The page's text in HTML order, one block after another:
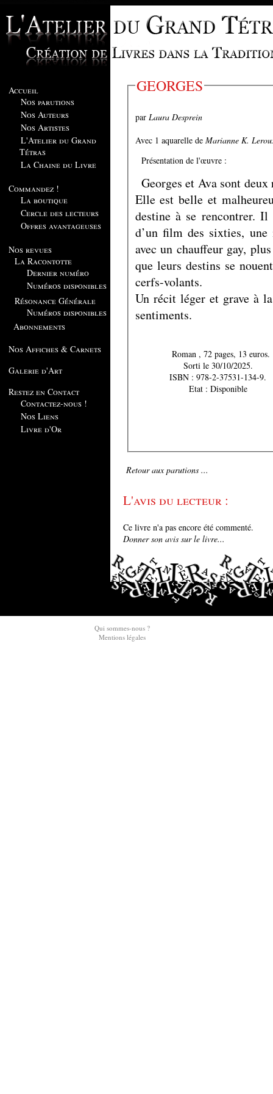
Accueil
Nos parutions
Nos Auteurs
Nos Artistes
L'Atelier du Grand
Tétras
La Chaine du Livre
Commandez !
La boutique
Cercle des lecteurs
Offres avantageuses
Nos revues
La Racontotte
Dernier numéro
Numéros disponibles
Résonance Générale
Numéros disponibles
Abonnements
Nos Affiches & Carnets
Galerie d'Art
Restez en Contact
Contactez-nous !
Nos Liens
Livre d'Or
GEORGES
par Laura Desprein
Avec 1 aquarelle de Marianne K.
Présentation de l'œuvre :
Georges et Ava sont
Elle est belle et
destine à se rencontrer.
d’un film des sixties, une
avec un chauffeur gay,
que leurs destins se
cerfs-volants.
Un récit léger et grave à
sentiments.
Roman , 72 pages, 13 euros.
Sorti le 30/10/2025.
ISBN : 978-2-37531-134-9.
Etat : Disponible
Retour aux parutions ...
L'avis du lecteur :
Ce livre n'a pas encore été commenté.
Donner son avis sur le livre...
Qui sommes-nous ?
Mentions légales